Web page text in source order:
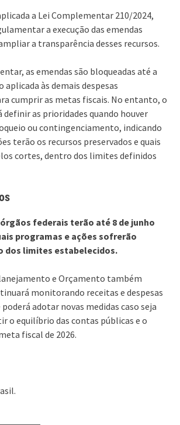
a Lei Complementar 210/2024,
a execução das emendas
a transparência desses recursos.
as emendas são bloqueadas até a
às demais despesas
cumprir as metas fiscais. No entanto, o
definir as prioridades quando houver
ou contingenciamento, indicando
terão os recursos preservados e quais
cortes, dentro dos limites definidos
federais terão até 8 de junho
programas e ações sofrerão
dos limites estabelecidos.
e Orçamento também
monitorando receitas e despesas
adotar novas medidas caso seja
o equilíbrio das contas públicas e o
fiscal de 2026.